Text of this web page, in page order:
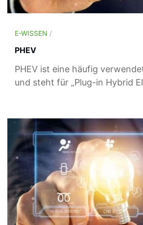
E-WISSEN /
PHEV
PHEV ist eine häufig
und steht für „Plug-in Hybrid